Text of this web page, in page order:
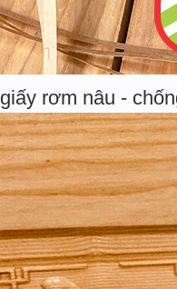
giấy rơm nâu -